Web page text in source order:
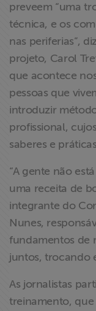
preveem “uma
técnica, e os
nas periferias”,
projeto, Carol
que acontece
pessoas que
introduzir
profissional,
saberes e
“A gente não
uma receita de
integrante do
Nunes,
fundamentos de
juntos, trocando
As jornalistas
treinamento,